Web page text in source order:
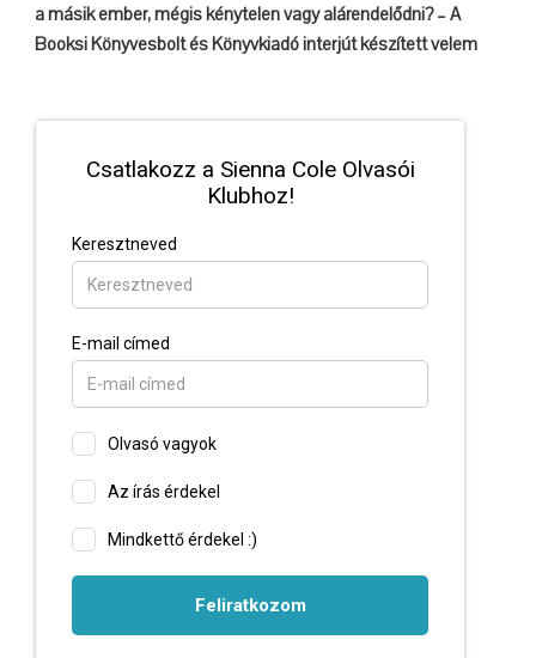
a másik ember, mégis kénytelen vagy alárendelődni? – A
Booksi Könyvesbolt és Könyvkiadó interjút készített velem